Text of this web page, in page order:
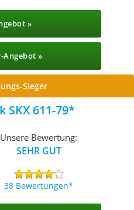
»
Angebot »
Sieger
SKX 611-79
Unsere Bewertung:
SEHR GUT
38 Bewertungen